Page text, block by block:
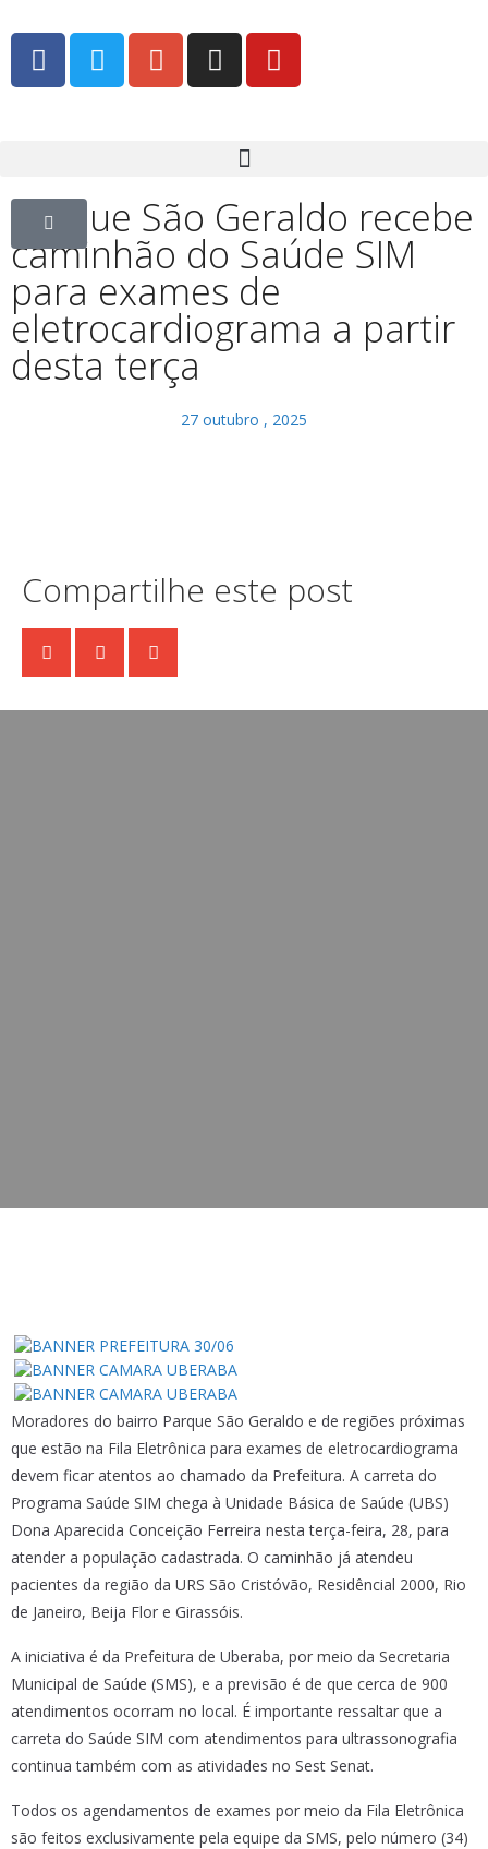
Parque São Geraldo recebe
caminhão do Saúde SIM
para exames de
eletrocardiograma a partir
desta terça
27 outubro , 2025
Compartilhe este post
Moradores do bairro Parque São Geraldo e de regiões próximas
que estão na Fila Eletrônica para exames de eletrocardiograma
devem ficar atentos ao chamado da Prefeitura. A carreta do
Programa Saúde SIM chega à Unidade Básica de Saúde (UBS)
Dona Aparecida Conceição Ferreira nesta terça-feira, 28, para
atender a população cadastrada. O caminhão já atendeu
pacientes da região da URS São Cristóvão, Residêncial 2000, Rio
de Janeiro, Beija Flor e Girassóis.
A iniciativa é da Prefeitura de Uberaba, por meio da Secretaria
Municipal de Saúde (SMS), e a previsão é de que cerca de 900
atendimentos ocorram no local. É importante ressaltar que a
carreta do Saúde SIM com atendimentos para ultrassonografia
continua também com as atividades no Sest Senat.
Todos os agendamentos de exames por meio da Fila Eletrônica
são feitos exclusivamente pela equipe da SMS, pelo número (34)